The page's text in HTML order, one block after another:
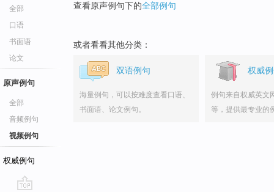
全部
口语
书面语
论文
原声例句
全部
音频例句
视频例句
权威例句
查看原声例句下的全部例句
或者看看其他分类：
双语例句
海量例句，可以按难度查看口语、
书面语、论文例句。
权威
例句来自权威英文
等，提供最专业的